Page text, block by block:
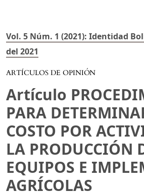
Vol. 5 Núm. 1 (2021): Identidad
del 2021
ARTÍCULOS DE OPINIÓN
Artículo
PARA
COSTO POR
LA PRODUCCIÓN
EQUIPOS E
AGRÍCOLAS